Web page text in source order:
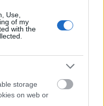
Use,
of my
with the
storage
on web or
táncélmény
ikonikus